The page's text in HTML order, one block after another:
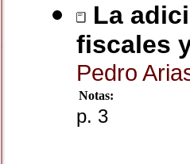
La
fiscales
Pedro
Notas:
p. 3